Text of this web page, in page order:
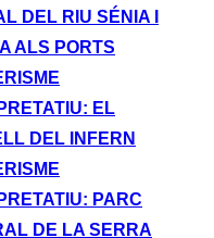
DEL RIU SÉNIA I
ALS PORTS
EL
DEL INFERN
PARC
DE LA SERRA